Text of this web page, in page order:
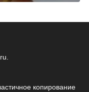
копирование